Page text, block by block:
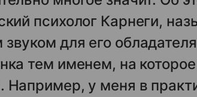
психолог Карнеги,
для его
тем именем, на
Например, у меня в